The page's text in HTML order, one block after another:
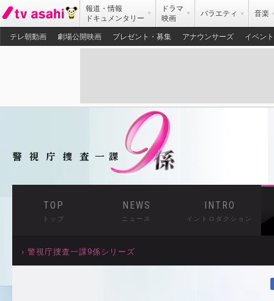
報道・情報
ドキュメンタリー
ドラマ
映画
バラエティ 音楽
テレ朝動画 劇場公開映画 プレゼント・募集 アナウンサーズ イベント
TOP
トップ
NEWS
ニュース
INTRO
イントロダクション
› 警視庁捜査一課9係シリーズ